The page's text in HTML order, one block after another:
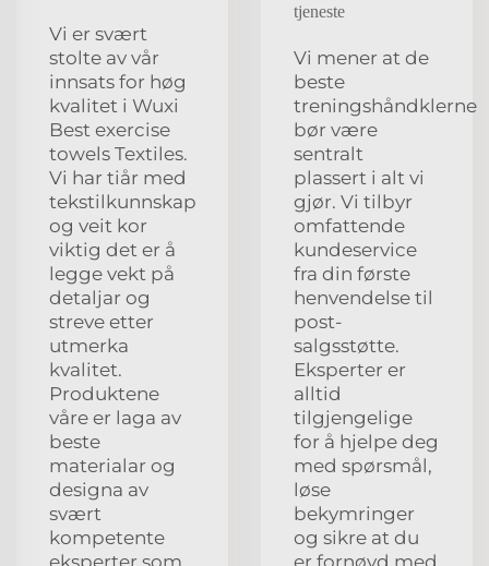
Vi er svært
stolte av vår
innsats for høg
kvalitet i Wuxi
Best exercise
towels Textiles.
Vi har tiår med
tekstilkunnskap
og veit kor
viktig det er å
legge vekt på
detaljar og
streve etter
utmerka
kvalitet.
Produktene
våre er laga av
beste
materialar og
designa av
svært
kompetente
eksperter som
tjeneste
Vi mener at de
beste
treningshåndklerne
bør være
sentralt
plassert i alt vi
gjør. Vi tilbyr
omfattende
kundeservice
fra din første
henvendelse til
post-
salgsstøtte.
Eksperter er
alltid
tilgjengelige
for å hjelpe deg
med spørsmål,
løse
bekymringer
og sikre at du
er fornøyd med